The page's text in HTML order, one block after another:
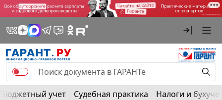
Бюджетный учет Судебная практика Налоги и